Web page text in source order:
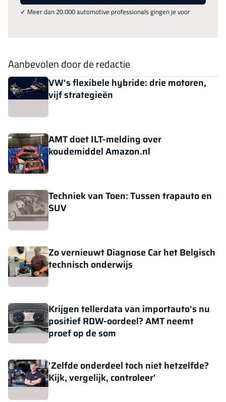
✓ Meer dan 20.000 automotive professionals gingen je voor
Aanbevolen door de redactie
VW's flexibele hybride: drie motoren,
vijf strategieën
AMT doet ILT-melding over
koudemiddel Amazon.nl
Techniek van Toen: Tussen trapauto en
SUV
Zo vernieuwt Diagnose Car het Belgisch
technisch onderwijs
Krijgen tellerdata van importauto's nu
positief RDW-oordeel? AMT neemt
proef op de som
'Zelfde onderdeel toch niet hetzelfde?
Kijk, vergelijk, controleer'